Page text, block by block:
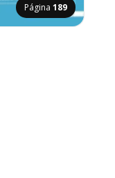
Página 189